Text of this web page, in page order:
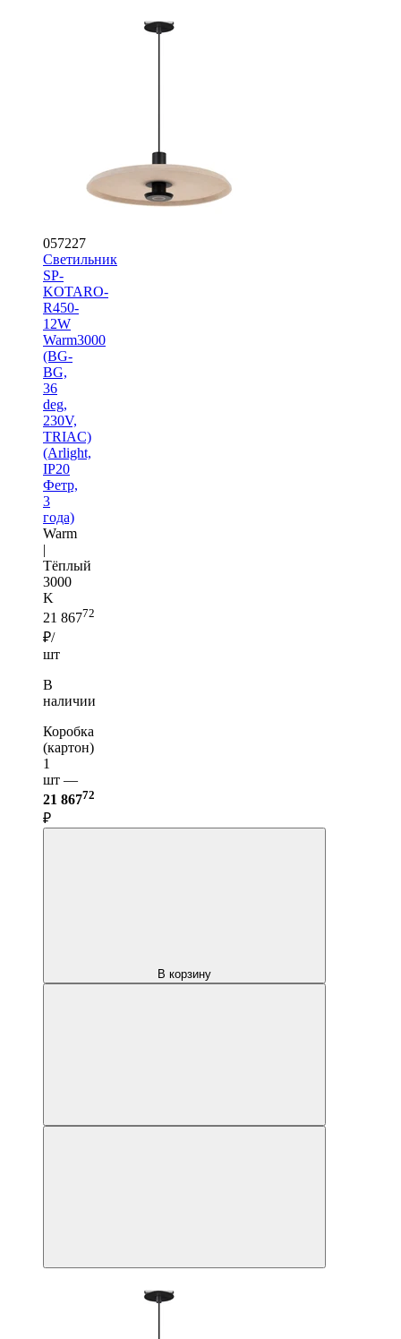
057227
Светильник
SP-
KOTARO-
R450-
12W
Warm3000
(BG-
BG,
36
deg,
230V,
TRIAC)
(Arlight,
IP20
Фетр,
3
года)
Warm
|
Тёплый
3000
K
21 86772
₽/
шт
В
наличии
Коробка
(картон)
1
шт —
21 86772
₽
В корзину